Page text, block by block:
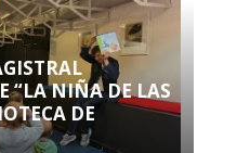
“LA NIÑA DE LAS
DE